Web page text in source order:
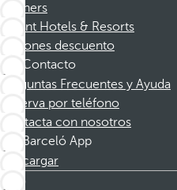
Partners
Dorint Hotels & Resorts
Cupones descuento
Contacto
Preguntas Frecuentes y Ayuda
Reserva por teléfono
Contacta con nosotros
Barceló App
Descargar